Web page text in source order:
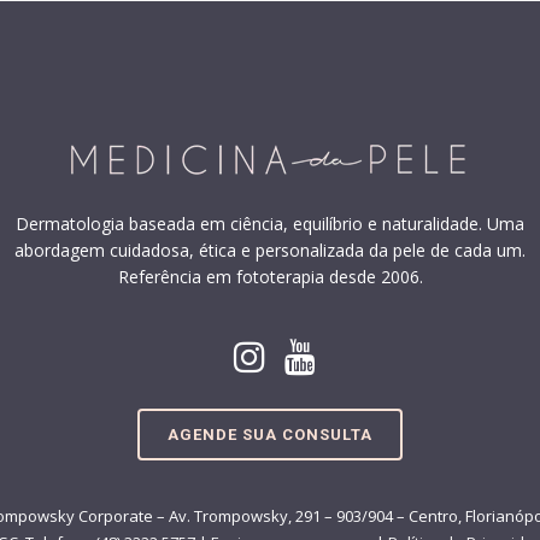
Dermatologia baseada em ciência, equilíbrio e naturalidade. Uma
abordagem cuidadosa, ética e personalizada da pele de cada um.
Referência em fototerapia desde 2006.
AGENDE SUA CONSULTA
Corporate – Av. Trompowsky, 291 – 903/904 – Centro,